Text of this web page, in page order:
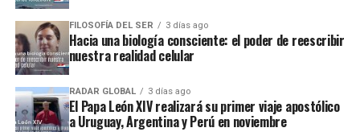
FILOSOFÍA DEL SER 3 días ago
Hacia una biología consciente: el poder de reescribir
nuestra realidad celular
RADAR GLOBAL 3 días ago
El Papa León XIV realizará su primer viaje apostólico
a Uruguay, Argentina y Perú en noviembre